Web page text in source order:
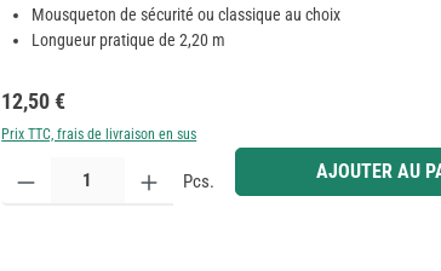
Mousqueton de sécurité ou classique au choix
Longueur pratique de 2,20 m
Prix régulier :
12,50 €
Prix TTC, frais de livraison en sus
Quantité de produit : Entrez la quantité souhaitée ou utilisez les
Pcs. AJOUTER AU